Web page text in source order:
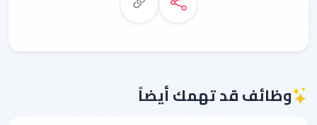
وظائف قد تهمك أيضاً